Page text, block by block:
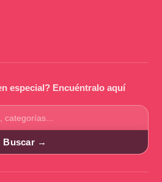
especial? Encuéntralo aquí
Buscar →